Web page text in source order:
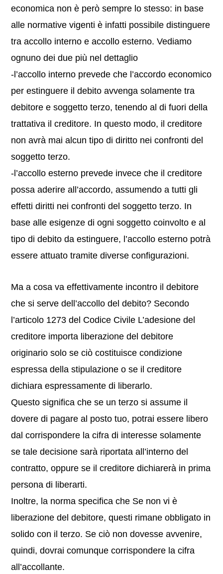
economica non è però sempre lo stesso: in base
alle normative vigenti è infatti possibile distinguere
tra accollo interno e accollo esterno. Vediamo
ognuno dei due più nel dettaglio
-l’accollo interno prevede che l’accordo economico
per estinguere il debito avvenga solamente tra
debitore e soggetto terzo, tenendo al di fuori della
trattativa il creditore. In questo modo, il creditore
non avrà mai alcun tipo di diritto nei confronti del
soggetto terzo.
-l’accollo esterno prevede invece che il creditore
possa aderire all’accordo, assumendo a tutti gli
effetti diritti nei confronti del soggetto terzo. In
base alle esigenze di ogni soggetto coinvolto e al
tipo di debito da estinguere, l’accollo esterno potrà
essere attuato tramite diverse configurazioni.
Ma a cosa va effettivamente incontro il debitore
che si serve dell’accollo del debito? Secondo
l’articolo 1273 del Codice Civile L’adesione del
creditore importa liberazione del debitore
originario solo se ciò costituisce condizione
espressa della stipulazione o se il creditore
dichiara espressamente di liberarlo.
Questo significa che se un terzo si assume il
dovere di pagare al posto tuo, potrai essere libero
dal corrispondere la cifra di interesse solamente
se tale decisione sarà riportata all’interno del
contratto, oppure se il creditore dichiarerà in prima
persona di liberarti.
Inoltre, la norma specifica che Se non vi è
liberazione del debitore, questi rimane obbligato in
solido con il terzo. Se ciò non dovesse avvenire,
quindi, dovrai comunque corrispondere la cifra
all’accollante.